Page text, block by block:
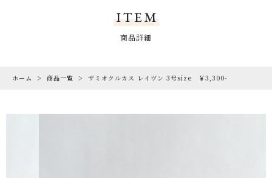
RARE
ITEM
商品詳細
ホーム 商品一覧 ザミオクルカス レイヴン 3号size ￥3,300-
【ギフトラッピング】
【トキメキコーヒー1袋】
（税込）